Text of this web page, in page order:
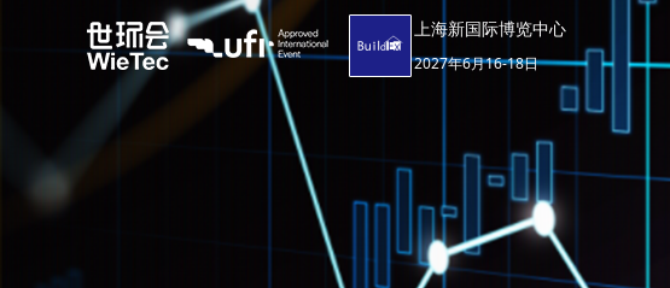
上海新国际博览中心
2027年6月16-18日